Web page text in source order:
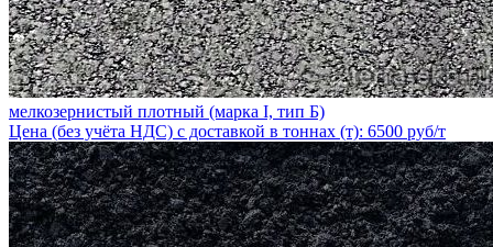
мелкозернистый плотный (марка I, тип Б)
Цена (без учёта НДС) с доставкой в тоннах (т): 6500 руб/т